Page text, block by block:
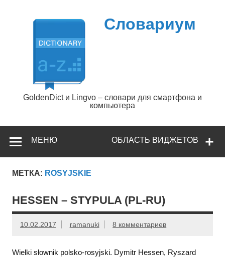
содержимому
Словариум
GoldenDict и Lingvo – словари для смартфона и
компьютера
ОБЛАСТЬ ВИДЖЕТОВ
МЕНЮ
МЕТКА: ROSYJSKIE
HESSEN – STYPULA (PL-RU)
10.02.2017 ramanuki 8 комментариев
Wielki słownik polsko-rosyjski. Dymitr Hessen, Ryszard